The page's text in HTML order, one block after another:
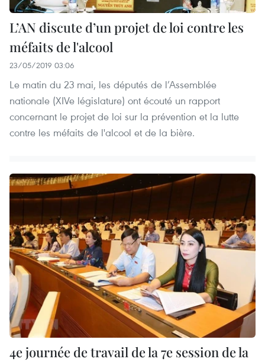
L’AN discute d’un projet de loi contre les
méfaits de l'alcool
23/05/2019 03:06
Le matin du 23 mai, les députés de l’Assemblée
nationale (XIVe législature) ont écouté un rapport
concernant le projet de loi sur la prévention et la lutte
contre les méfaits de l'alcool et de la bière.
4e journée de travail de la 7e session de la